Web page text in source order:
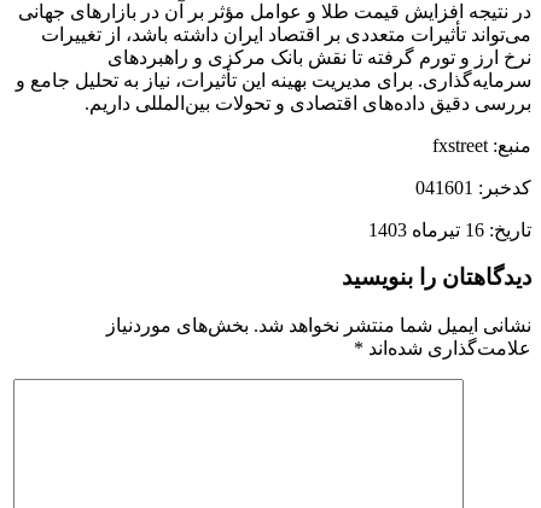
در نتیجه افزایش قیمت طلا و عوامل مؤثر بر آن در بازارهای جهانی
می‌تواند تأثیرات متعددی بر اقتصاد ایران داشته باشد، از تغییرات
نرخ ارز و تورم گرفته تا نقش بانک مرکزی و راهبردهای
سرمایه‌گذاری. برای مدیریت بهینه این تأثیرات، نیاز به تحلیل جامع و
بررسی دقیق داده‌های اقتصادی و تحولات بین‌المللی داریم.
منبع: fxstreet
کدخبر: 041601
تاریخ: 16 تیرماه 1403
دیدگاهتان را بنویسید
نشانی ایمیل شما منتشر نخواهد شد. بخش‌های موردنیاز
علامت‌گذاری شده‌اند *